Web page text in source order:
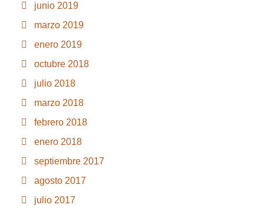
junio 2019
marzo 2019
enero 2019
octubre 2018
julio 2018
marzo 2018
febrero 2018
enero 2018
septiembre 2017
agosto 2017
julio 2017